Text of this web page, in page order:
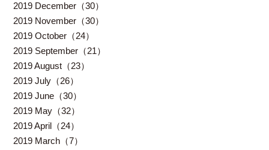
2019 December（30）
2019 November（30）
2019 October（24）
2019 September（21）
2019 August（23）
2019 July（26）
2019 June（30）
2019 May（32）
2019 April（24）
2019 March（7）